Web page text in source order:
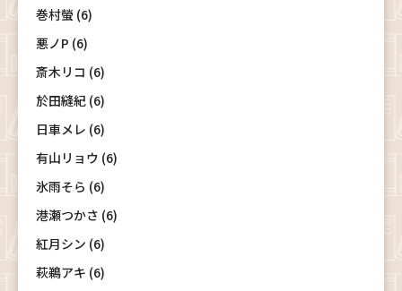
巻村螢 (6)
悪ノP (6)
斎木リコ (6)
於田縫紀 (6)
日車メレ (6)
有山リョウ (6)
氷雨そら (6)
港瀬つかさ (6)
紅月シン (6)
萩鵜アキ (6)